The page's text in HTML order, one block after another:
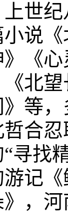
世
说
》《
北
等
哲合
寻找
游记
，